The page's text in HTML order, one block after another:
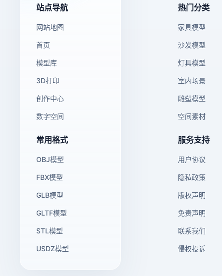
站点导航
网站地图
首页
模型库
3D打印
创作中心
数字空间
热门分类
家具模型
沙发模型
灯具模型
室内场景
雕塑模型
空间素材
常用格式
OBJ模型
FBX模型
GLB模型
GLTF模型
STL模型
USDZ模型
服务支持
用户协议
隐私政策
版权声明
免责声明
联系我们
侵权投诉